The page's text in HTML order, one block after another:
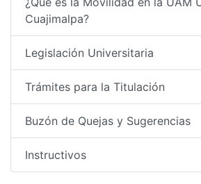
Cuajimalpa?
Legislación Universitaria
Trámites para la Titulación
Buzón de Quejas y Sugerencias
Instructivos